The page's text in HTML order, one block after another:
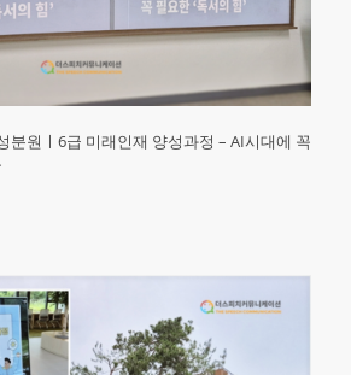
분원ㅣ6급 미래인재 양성과정 – AI시대에 꼭